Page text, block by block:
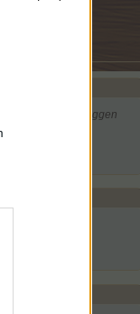
mit ausloggen